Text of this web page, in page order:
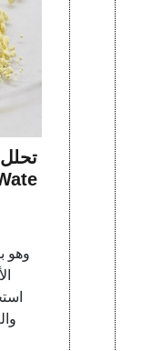
تحلل